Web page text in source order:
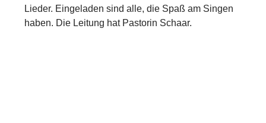
Lieder. Eingeladen sind alle, die Spaß am Singen
haben. Die Leitung hat Pastorin Schaar.